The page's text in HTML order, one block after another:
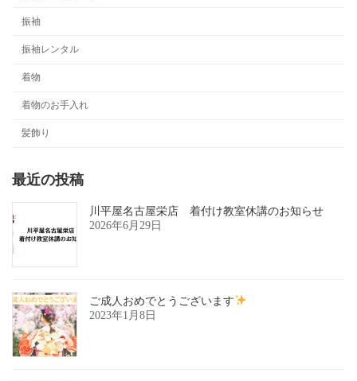
振袖
振袖レンタル
着物
着物のお手入れ
髪飾り
最近の投稿
川平屋名古屋栄店 着付け教室休講のお知らせ
2026年6月29日
ご成人おめでとうございます
2023年1月8日